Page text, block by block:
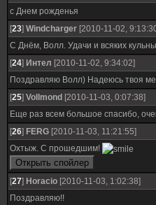
с Днем рожденья
[23] Windcharger [2010-11-02,
С Днём, Волл. Удачи и всяких
[24] Интел [2010-11-02, 9:34:02]
Поздравляю Волл) Надеюсь твоя
[25] Vollmond [2010-11-03, 0:07:38]
Еще раз всем большое спасибо,
[26] FERG [2010-11-03, 11:21:55]
Охтыж. С прошедшим!
[27] Horacio [2010-11-03, 1:02:38]
Поздравляю!!